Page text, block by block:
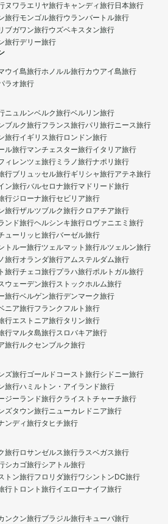
ヌワラエリヤ旅行キャンディ旅行日本旅行
旅行モンゴル旅行ウランバートル旅行
ブガワン旅行ウズベキスタン旅行
旅行デリー旅行
ウイ島旅行ホノルル旅行カウアイ島旅行
ラオ旅行
ニュルンベルク旅行ベルリン旅行
ブルク旅行フランス旅行パリ旅行ニース旅行
旅行イギリス旅行ロンドン旅行
ル旅行マンチェスター旅行イタリア旅行
ィレンツェ旅行 ミラノ旅行ナポリ旅行
行ブリュッセル旅行ギリシャ旅行アテネ旅行
ン旅行バルセロナ旅行マドリード旅行
行ジローナ旅行セビリア旅行
旅行ザルツブルク旅行クロアチア旅行
ンド旅行ヘルシンキ旅行ロヴァニエミ旅行
ューリッヒ旅行バーゼル旅行
トルー旅行ツェルマット旅行ルツェルン旅行
旅行オランダ旅行アムステルダム旅行
旅行チェコ旅行プラハ旅行ポルトガル旅行
ウェーデン旅行ストックホルム旅行
旅行ベルゲン旅行デンマーク旅行
ニア旅行フランクフルト旅行
行エストニア旅行タリン旅行
行マルタ島旅行スロバキア旅行
旅行ルクセンブルク旅行
ズ旅行ゴールドコースト旅行シドニー旅行
旅行ハミルトン・アイランド旅行
ジーランド旅行クライストチャーチ旅行
ズタウン旅行ニューカレドニア旅行
ンディ旅行タヒチ旅行
旅行ロサンゼルス旅行ラスベガス旅行
シカゴ旅行シアトル旅行
トン旅行フロリダ旅行ワシントンDC旅行
行 トロント旅行イエローナイフ旅行
ンクン旅行ブラジル旅行キューバ旅行